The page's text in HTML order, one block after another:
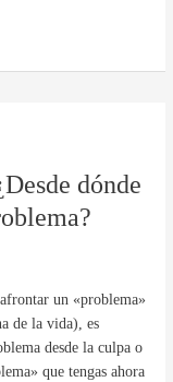
dónde
un «problema»
de la vida), es
desde la culpa o
que tengas ahora